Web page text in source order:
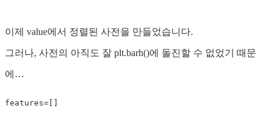
이제 value에서 정렬된 사전을 만들었습니다.
그러나, 사전의 아직도 잘 plt.barh()에 돌진할 수 없었기 때문
에…
features=[]